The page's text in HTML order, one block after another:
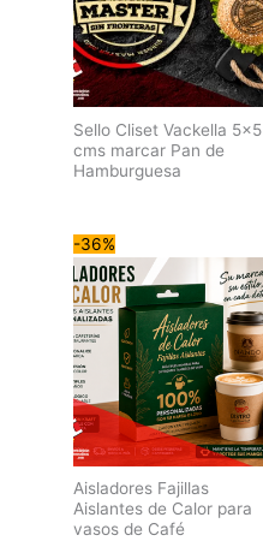
Sello Cliset Vackella 5×5
cms marcar Pan de
Hamburguesa
-36%
Aisladores Fajillas
Aislantes de Calor para
vasos de Café